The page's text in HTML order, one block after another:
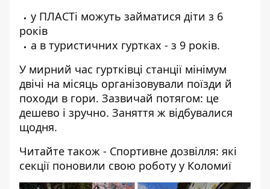
у ПЛАСТі можуть займатися діти з 6
років
а в туристичних гуртках - з 9 років.
У мирний час гуртківці станції мінімум
двічі на місяць організовували поїзди й
походи в гори. Зазвичай потягом: це
дешево і зручно. Заняття ж відбувалися
щодня.
Читайте також - Спортивне дозвілля: які
секції поновили свою роботу у Коломиї